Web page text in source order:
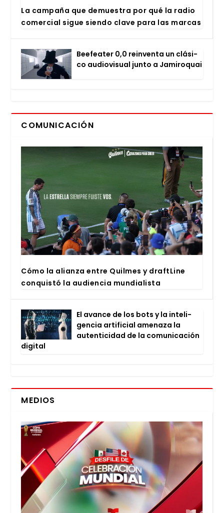
La cam­pa­ña que demues­tra por qué la radio
comer­cial sigue sien­do cla­ve para las mar­cas
Bee­fea­ter 0,0 rein­ven­ta un clá­si­
co audio­vi­sual jun­to a Jami­ro­quai
COMUNICACIÓN
Cómo la alian­za entre Quil­mes y draftLi­ne
con­quis­tó la audien­cia mun­dia­lis­ta
El avan­ce de los bots y la inte­li­
gen­cia arti­fi­cial ame­na­za la
auten­ti­ci­dad de la comu­ni­ca­ción
digi­tal
MEDIOS